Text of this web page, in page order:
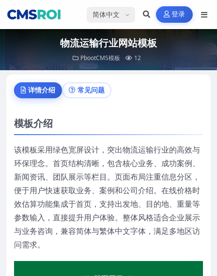
选择语言 登录
物流运输行业网站模板
PbootCMS模板 12
详情介绍 常见问题
模板介绍
该模板采用绿色宽屏设计，突出物流运输行业的高效与
环保理念。首页结构清晰，包含核心业务、成功案例、
新闻资讯、团队展示等栏目。页面布局注重信息分区，
便于用户快速获取业务、案例和公司介绍。在线价格时
效估算功能集成于首页，支持出发地、目的地、重量等
参数输入，直接提升用户体验。整体风格适合企业展示
与业务咨询，兼容简体与繁体中文字体，满足多地区访
问需求。